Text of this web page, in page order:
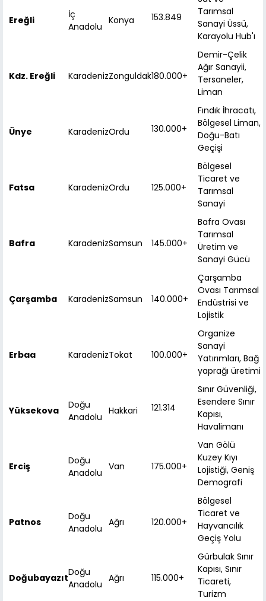
Ereğli
İç
Anadolu
Konya 153.849
Tarımsal
Sanayi Üssü,
Karayolu Hub'ı
Kdz. Ereğli KaradenizZonguldak180.000+
Demir-Çelik
Ağır Sanayii,
Tersaneler,
Liman
Ünye KaradenizOrdu 130.000+
Fındık İhracatı,
Bölgesel Liman,
Doğu-Batı
Geçişi
Fatsa KaradenizOrdu 125.000+
Bölgesel
Ticaret ve
Tarımsal
Sanayi
Bafra KaradenizSamsun 145.000+
Bafra Ovası
Tarımsal
Üretim ve
Sanayi Gücü
Çarşamba KaradenizSamsun 140.000+
Çarşamba
Ovası Tarımsal
Endüstrisi ve
Lojistik
Erbaa KaradenizTokat 100.000+
Organize
Sanayi
Yatırımları, Bağ
yaprağı üretimi
Yüksekova
Doğu
Anadolu
Hakkari 121.314
Sınır Güvenliği,
Esendere Sınır
Kapısı,
Havalimanı
Erciş
Doğu
Anadolu
Van 175.000+
Van Gölü
Kuzey Kıyı
Lojistiği, Geniş
Demografi
Patnos
Doğu
Anadolu
Ağrı 120.000+
Bölgesel
Ticaret ve
Hayvancılık
Geçiş Yolu
DoğubayazıtDoğu
Anadolu
Ağrı 115.000+
Gürbulak Sınır
Kapısı, Sınır
Ticareti,
Turizm